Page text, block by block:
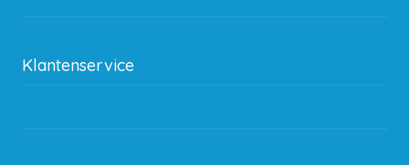
Klantenservice